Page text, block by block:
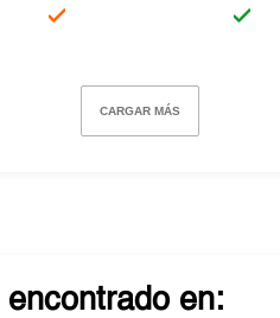
CARGAR MÁS
encontrado en: